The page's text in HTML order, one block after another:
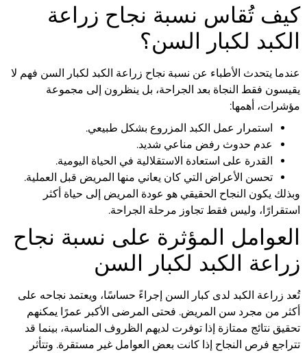
كيف تُقاس نسبة نجاح زراعة
الكبد لكبار السن؟
عندما يتحدث الأطباء عن نسبة نجاح زراعة الكبد لكبار السن فهم لا
يقيسون فقط النجاة بعد الجراحة، بل ينظرون إلى مجموعة
مؤشرات، أهمها:
استمرار عمل الكبد المزروع بشكل طبيعي.
عدم حدوث رفض مناعي شديد.
القدرة على استعادة الاستقلالية في الحياة اليومية.
تحسن الأعراض التي كان يعاني منها المريض قبل العملية.
وبذلك يكون النجاح الحقيقي هو عودة المريض إلى حياة أكثر
استقرارًا، وليس فقط تجاوز مرحلة الجراحة.
العوامل المؤثرة على نسبة نجاح
زراعة الكبد لكبار السن
تُعد زراعة الكبد لدى كبار السن إجراءً حساسًا، ويعتمد نجاحه على
أكثر من مجرد سن المريض. فحتى المرضى الأكبر عمرًا يمكنهم
تحقيق نتائج ممتازة إذا توفرت لديهم الظروف المناسبة، بينما قد
تتراجع فرص النجاح إذا كانت بعض العوامل غير مستقرة. وتتأثر